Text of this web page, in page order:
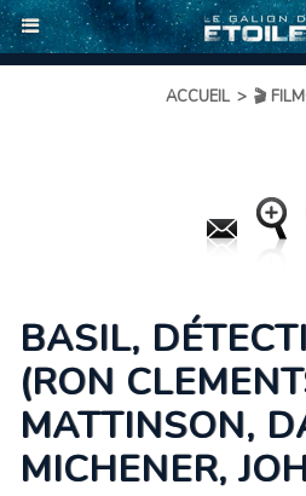
ACCUEIL > 🎬
BASIL,
(RON
MATTINSON,
MICHENER,